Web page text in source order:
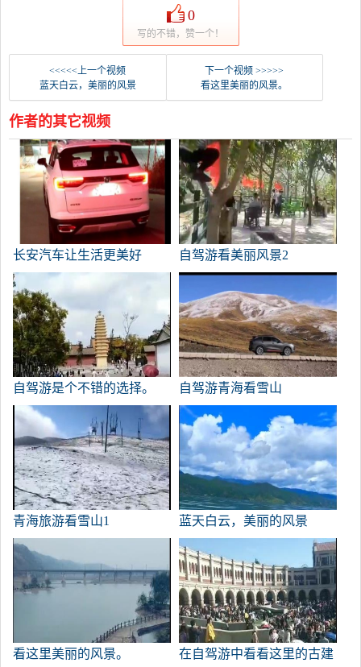
0
写的不错，赞一个！
<<<<<上一个视频
蓝天白云，美丽的风景
下一个视频 >>>>>
看这里美丽的风景。
作者的其它视频
长安汽车让生活更美好 自驾游看美丽风景2
自驾游是个不错的选择。 自驾游青海看雪山
青海旅游看雪山1 蓝天白云，美丽的风景
看这里美丽的风景。
在自驾游中看看这里的古建